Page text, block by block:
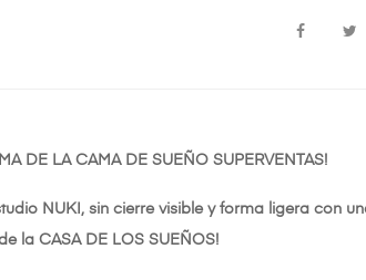
DE LA CAMA DE SUEÑO SUPERVENTAS!
NUKI, sin cierre visible y forma ligera con
la CASA DE LOS SUEÑOS!